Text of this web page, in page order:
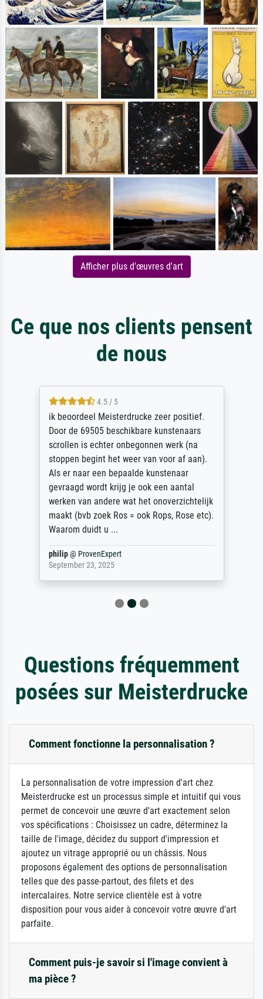
Afficher plus d'œuvres d'art
Ce que nos clients pensent
de nous
4.5 / 5
ik beoordeel Meisterdrucke zeer positief.
Door de 69505 beschikbare kunstenaars
scrollen is echter onbegonnen werk (na
stoppen begint het weer van voor af aan).
Als er naar een bepaalde kunstenaar
gevraagd wordt krijg je ook een aantal
werken van andere wat het onoverzichtelijk
maakt (bvb zoek Ros = ook Rops, Rose etc).
Waarom duidt u ...
philip@ ProvenExpert
September 23, 2025
Questions fréquemment
posées sur Meisterdrucke
Comment fonctionne la personnalisation ?
La personnalisation de votre impression d'art chez
Meisterdrucke est un processus simple et intuitif qui vous
permet de concevoir une œuvre d'art exactement selon
vos spécifications : Choisissez un cadre, déterminez la
taille de l'image, décidez du support d'impression et
ajoutez un vitrage approprié ou un châssis. Nous
proposons également des options de personnalisation
telles que des passe-partout, des filets et des
intercalaires. Notre service clientèle est à votre
disposition pour vous aider à concevoir votre œuvre d'art
parfaite.
Comment puis-je savoir si l'image convient à
ma pièce ?